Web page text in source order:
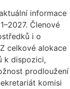
informace
Členové
i o
celkové alokace
k dispozici,
prodloužení
komisi